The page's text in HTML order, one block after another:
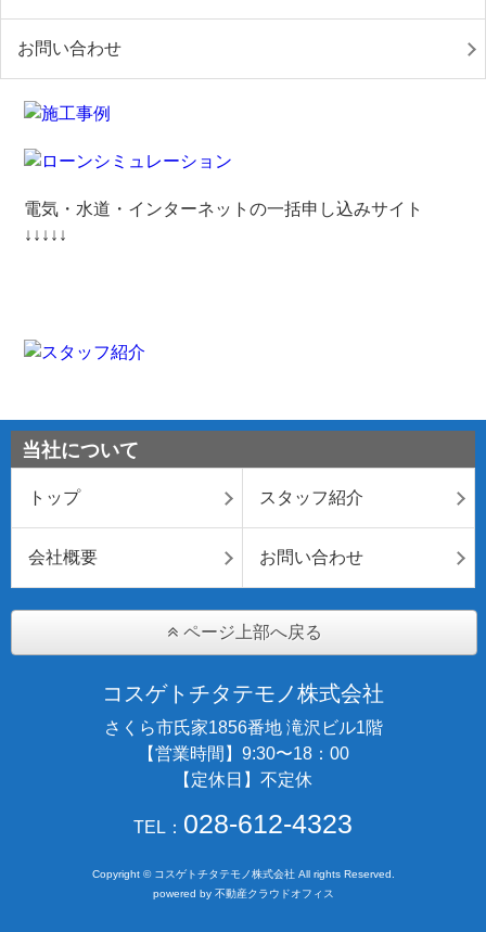
お問い合わせ
電気・水道・インターネットの一括申し込みサイト
↓↓↓↓↓
当社について
トップ スタッフ紹介
会社概要 お問い合わせ
ページ上部へ戻る
コスゲトチタテモノ株式会社
さくら市氏家1856番地 滝沢ビル1階
【営業時間】9:30〜18：00
【定休日】不定休
TEL： 028-612-4323
Copyright © コスゲトチタテモノ株式会社 All rights Reserved.
powered by 不動産クラウドオフィス